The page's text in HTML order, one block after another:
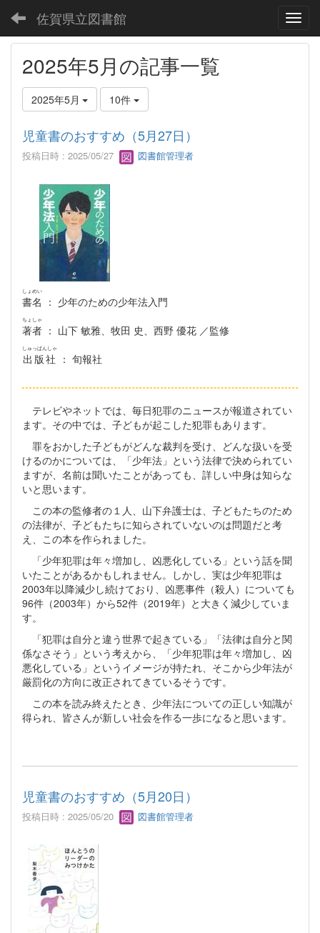
佐賀県立図書館
2025年5月の記事一覧
2025年5月 10件
児童書のおすすめ（5月27日）
投稿日時 : 2025/05/27 図書館管理者
書名
しょめい
： 少年のための少年法入門
著者
ちょしゃ
： 山下 敏雅、牧田 史、西野 優花 ／監修
出版社
しゅっぱんしゃ
： 旬報社
テレビやネットでは、毎日犯罪のニュースが報道されてい
ます。その中では、子どもが起こした犯罪もあります。
罪をおかした子どもがどんな裁判を受け、どんな扱いを受
けるのかについては、「少年法」という法律で決められてい
ますが、名前は聞いたことがあっても、詳しい中身は知らな
いと思います。
この本の監修者の１人、山下弁護士は、子どもたちのため
の法律が、子どもたちに知らされていないのは問題だと考
え、この本を作られました。
「少年犯罪は年々増加し、凶悪化している」という話を聞
いたことがあるかもしれません。しかし、実は少年犯罪は
2003年以降減少し続けており、凶悪事件（殺人）についても
96件（2003年）から52件（2019年）と大きく減少していま
す。
「犯罪は自分と違う世界で起きている」「法律は自分と関
係なさそう」という考えから、「少年犯罪は年々増加し、凶
悪化している」というイメージが持たれ、そこから少年法が
厳罰化の方向に改正されてきているそうです。
この本を読み終えたとき、少年法についての正しい知識が
得られ、皆さんが新しい社会を作る一歩になると思います。
児童書のおすすめ（5月20日）
投稿日時 : 2025/05/20 図書館管理者